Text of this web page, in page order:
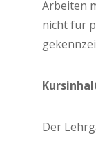
Arbei­ten
nicht für
Der